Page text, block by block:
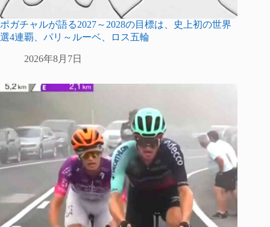
ポガチャルが語る2027～2028の目標は、史上初の世界
選4連覇、パリ～ルーベ、ロス五輪
2026年8月7日